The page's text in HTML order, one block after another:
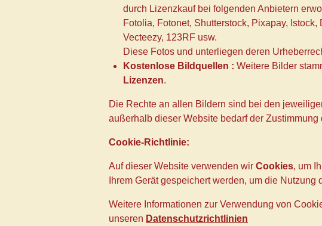
durch Lizenzkauf bei folgenden Anbietern
Fotolia, Fotonet, Shutterstock, Pixapay,
Vecteezy, 123RF usw.
Diese Fotos und unterliegen deren
Kostenlose Bildquellen : Weitere Bilder
Lizenzen.
Die Rechte an allen Bildern sind bei den
außerhalb dieser Website bedarf der
Cookie-Richtlinie:
Auf dieser Website verwenden wir Cookies, um
Ihrem Gerät gespeichert werden, um die
Weitere Informationen zur Verwendung von
unseren Datenschutzrichtlinien